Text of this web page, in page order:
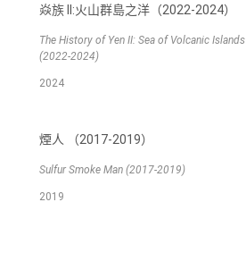
焱族 II:火山群島之洋（2022-2024）
The History of Yen II: Sea of Volcanic Islands
(2022-2024)
2024
煙人 （2017-2019）
Sulfur Smoke Man (2017-2019)
2019